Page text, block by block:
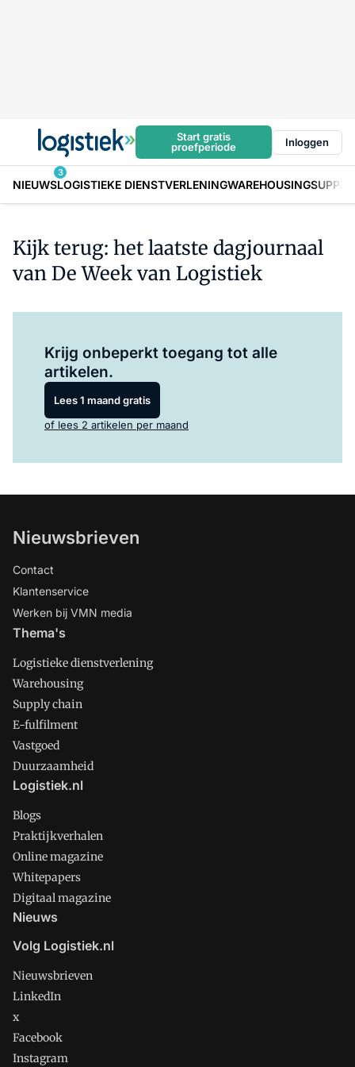
Start gratis
proefperiode
Inloggen
NIEUWS
3
LOGISTIEKE DIENSTVERLENINGWAREHOUSING
Kijk terug: het laatste dagjournaal
van De Week van Logistiek
Krijg onbeperkt toegang tot alle
artikelen.
Lees 1 maand gratis
of lees 2 artikelen per maand
Nieuwsbrieven
Contact
Klantenservice
Werken bij VMN media
Thema's
Logistieke dienstverlening
Warehousing
Supply chain
E-fulfilment
Vastgoed
Duurzaamheid
Logistiek.nl
Blogs
Praktijkverhalen
Online magazine
Whitepapers
Digitaal magazine
Nieuws
Volg Logistiek.nl
Nieuwsbrieven
LinkedIn
x
Facebook
Instagram